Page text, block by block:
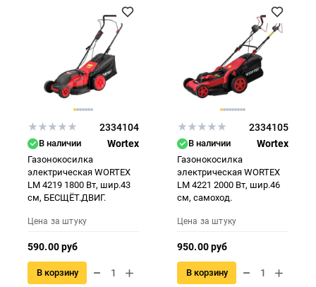
2334104
В наличии Wortex
Газонокосилка
электрическая WORTEX
LM 4219 1800 Вт, шир.43
см, БЕСЩЁТ.ДВИГ.
Цена за штуку
590.00 руб
В корзину
2334105
В наличии Wortex
Газонокосилка
электрическая WORTEX
LM 4221 2000 Вт, шир.46
см, самоход.
Цена за штуку
950.00 руб
В корзину